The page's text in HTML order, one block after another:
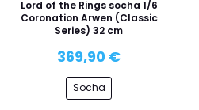
Lord of the Rings socha 1/6
Coronation Arwen (Classic
Series) 32 cm
369,90 €
Socha